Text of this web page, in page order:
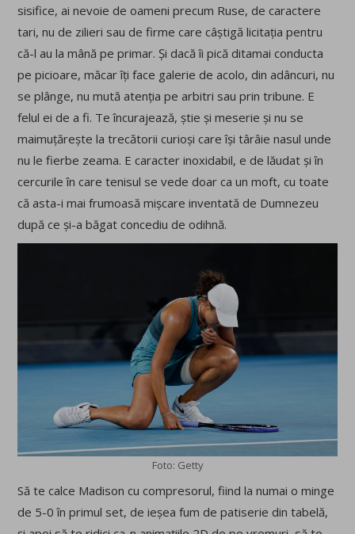
sisifice, ai nevoie de oameni precum Ruse, de caractere
tari, nu de zilieri sau de firme care câștigă licitația pentru
că-l au la mână pe primar. Și dacă îi pică ditamai conducta
pe picioare, măcar îți face galerie de acolo, din adâncuri, nu
se plânge, nu mută atenția pe arbitri sau prin tribune. E
felul ei de a fi. Te încurajează, știe și meserie și nu se
maimuțărește la trecătorii curioși care își târâie nasul unde
nu le fierbe zeama. E caracter inoxidabil, e de lăudat și în
cercurile în care tenisul se vede doar ca un moft, cu toate
că asta-i mai frumoasă mișcare inventată de Dumnezeu
după ce și-a băgat concediu de odihnă.
Foto: Getty
Să te calce Madison cu compresorul, fiind la numai o minge
de 5-0 în primul set, de ieșea fum de patiserie din tabelă,